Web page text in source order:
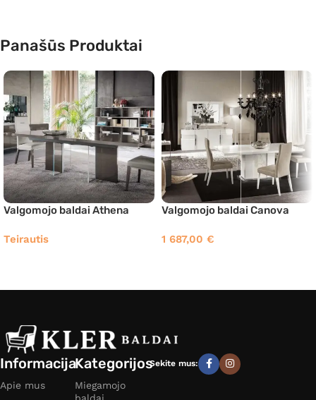
Panašūs Produktai
Valgomojo baldai Athena
Teirautis
Valgomojo baldai Canova
1 687,00 €
Informacija
Apie mus
Kategorijos
Miegamojo
baldai
Sekite mus: